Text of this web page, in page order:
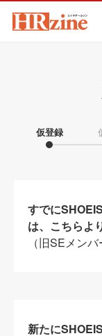
仮登録
すでに
は、こちらよ
（旧SEメン
新たに